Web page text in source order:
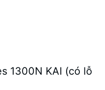
1300N KAI (có lỗ